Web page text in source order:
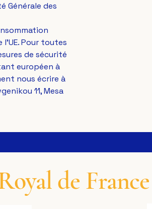
Générale des
Pour toutes
de sécurité
11, Mesa
de France